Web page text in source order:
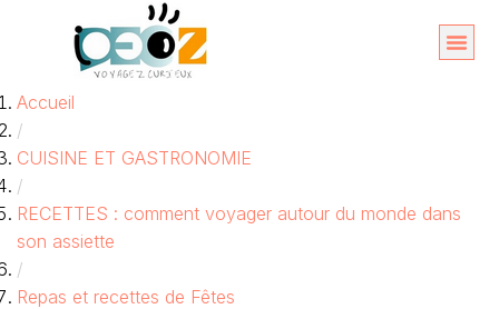
contenu
Accueil
/
CUISINE ET GASTRONOMIE
/
RECETTES : comment voyager autour du monde dans
son assiette
/
Repas et recettes de Fêtes